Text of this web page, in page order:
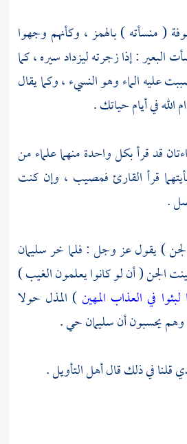
( منسأته ) بالهمز ، وكأنهم وجهوا
البعير : إذا زجرته ليزداد سيره ، كما
عليه الماء وهو النسيء ، وكما يقال
الله في أيام حياتك .
قد قرأ بكل واحدة منهما علماء من
قرأ القارئ فمصيب ، وإن كنت
.
) يقول عز وجل : فلما خرسليمان
الجن ( أن لو كانوا يعلمون الغيب )
لبثوا في العذاب المهين) المذل حولا
وهم يحسبون أنسليمانحي .
قلنا في ذلك قال أهل التأويل .